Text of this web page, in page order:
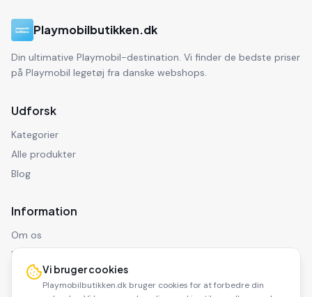
Playmobilbutikken.dk
Din ultimative Playmobil-destination. Vi finder de bedste priser
på Playmobil legetøj fra danske webshops.
Udforsk
Kategorier
Alle produkter
Blog
Information
Om os
Kontakt
Privatlivspolitik
Ansvarsfraskrivelse
Vi bruger cookies
Playmobilbutikken.dk bruger cookies for at forbedre din